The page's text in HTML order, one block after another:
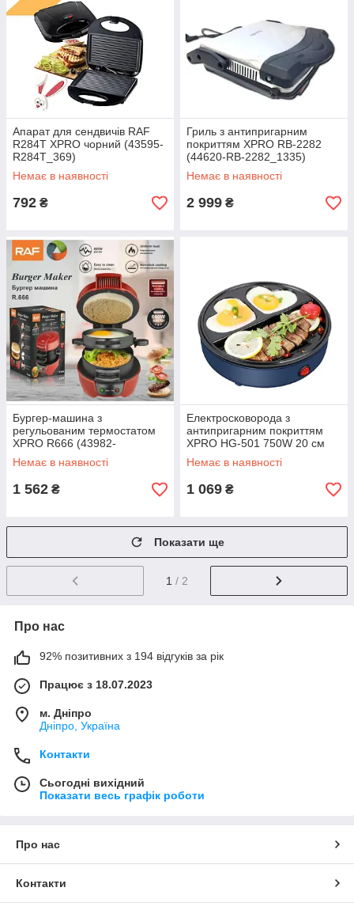
Апарат для сендвичів RAF
R284T XPRO чорний (43595-
R284T_369)
Немає в наявності
792 ₴
Гриль з антипригарним
покриттям XPRO RB-2282
(44620-RB-2282_1335)
Немає в наявності
2 999 ₴
Бургер-машина з
регульованим термостатом
XPRO R666 (43982-
R666_791)
Немає в наявності
1 562 ₴
Електросковорода з
антипригарним покриттям
XPRO HG-501 750W 20 см
(40774-HG-501_506)
Немає в наявності
1 069 ₴
Показати ще
1 / 2
Про нас
92% позитивних з 194 відгуків за рік
Працює з 18.07.2023
м. Дніпро
Дніпро, Україна
Контакти
Сьогодні вихідний
Показати весь графік роботи
Про нас
Контакти